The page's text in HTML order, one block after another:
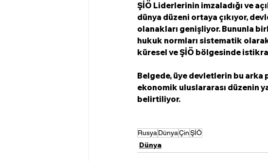
ŞİÖ Liderlerinin imzaladığı ve
dünya düzeni ortaya çıkıyor,
olanakları genişliyor. Bununla
hukuk normları sistematik
küresel ve ŞİÖ bölgesinde
Belgede, üye devletlerin bu arka
ekonomik uluslararası düzenin
belirtiliyor.
RusyaDünyaÇinŞİÖ
Dünya